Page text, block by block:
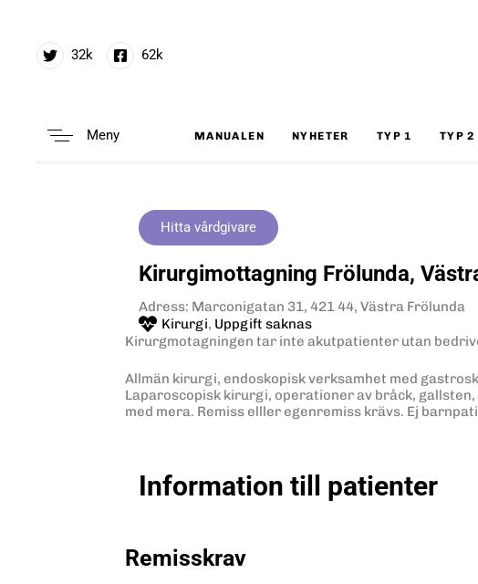
32k 62k
Meny MANUALEN NYHETER TYP 1 TYP 2
Hitta vårdgivare
Kirurgimottagning Frölunda,
Adress: Marconigatan 31, 421 44, Västra Frölunda
Kirurgi, Uppgift saknas
Kirurgmotagningen tar inte akutpatienter utan
Allmän kirurgi, endoskopisk verksamhet med
Laparoscopisk kirurgi, operationer av bråck,
med mera. Remiss elller egenremiss krävs. Ej
Information till patienter
Remisskrav